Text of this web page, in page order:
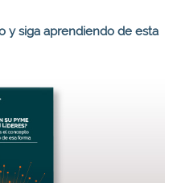
y siga aprendiendo de esta